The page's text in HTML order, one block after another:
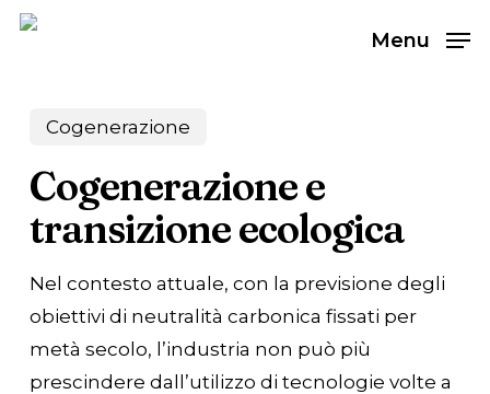
Skip
Menu
Cogenerazione
Cogenerazione e
transizione ecologica
Nel contesto attuale, con la previsione degli
obiettivi di neutralità carbonica fissati per
metà secolo, l’industria non può più
prescindere dall’utilizzo di tecnologie volte a